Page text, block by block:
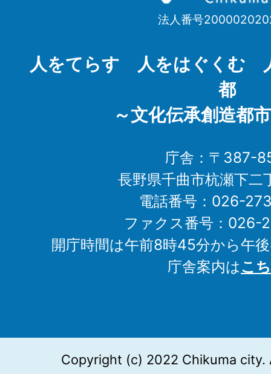
Chikuma
法人番号
人をてらす 人をはぐくむ
都
～文化伝承創造都
庁舎：〒387-
長野県千曲市杭瀬下二
電話番号：026-
ファクス番号：026-
開庁時間は午前8時45分から午
庁舎案内はこ
Copyright (c) 2022 Chikuma city.